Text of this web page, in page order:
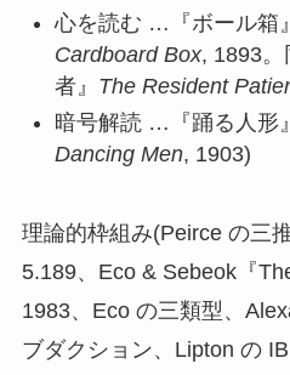
心を読む …『ボール箱
Cardboard Box, 1893。
者』 The Resident
暗号解読 …『踊る人形
Dancing Men, 1903)
理論的枠組み(Peirce の三
5.189、Eco & Sebeok『
1983、Eco の三類型、
ブダクション、Lipton の